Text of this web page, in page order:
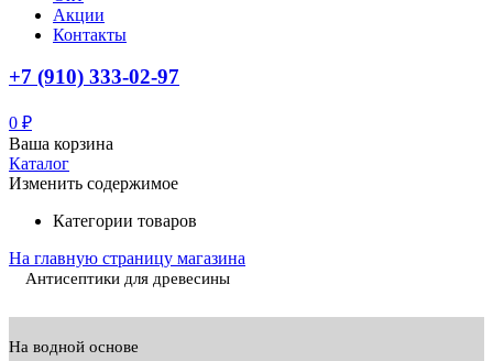
Акции
Контакты
+7 (910) 333-02-97
0 ₽
Ваша корзина
Каталог
Изменить содержимое
Категории товаров
На главную страницу магазина
Антисептики для древесины
На водной основе